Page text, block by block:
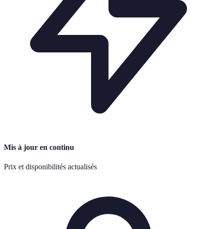
Mis à jour en continu
Prix et disponibilités actualisés